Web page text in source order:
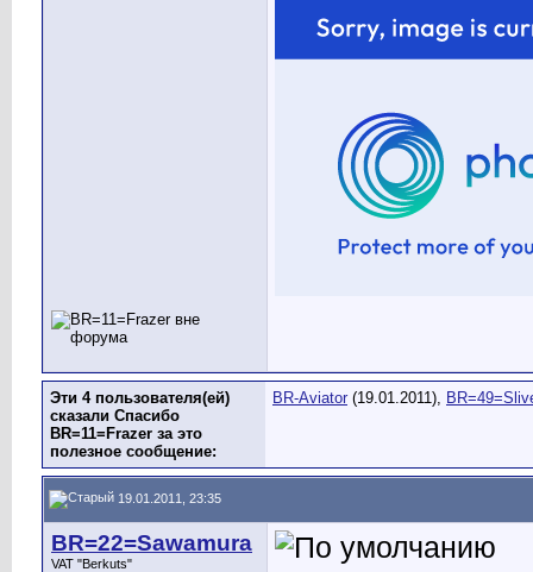
Эти 4 пользователя(ей)
сказали Спасибо
BR=11=Frazer за это
полезное сообщение:
BR-Aviator (19.01.2011),
19.01.2011, 23:35
BR=22=Sawamura
VAT "Berkuts"